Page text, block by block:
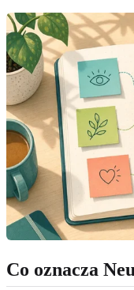
Co oznacza